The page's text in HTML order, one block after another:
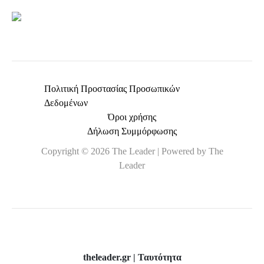
Πολιτική Προστασίας Προσωπικών
Δεδομένων
Όροι χρήσης
Δήλωση Συμμόρφωσης
Copyright © 2026 The Leader | Powered by The
Leader
theleader.gr | Ταυτότητα